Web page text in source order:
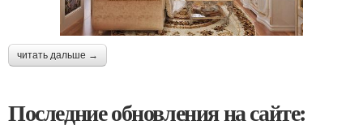
читать дальше →
Последние обновления на сайте: